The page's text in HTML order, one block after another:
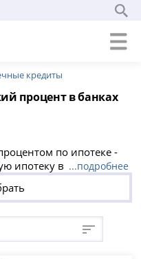
кредиты
процент в банках
по ипотеке -
ипотеку в банках
новостройку. Выгодные
в банках Курска в
...подробнее